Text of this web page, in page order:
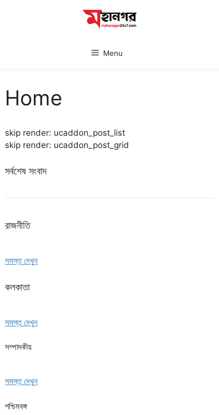
Menu
Home
skip render: ucaddon_post_list
skip render: ucaddon_post_grid
সর্বশেষ সংবাদ
রাজনীতি
সমস্ত দেখুন
কলকাতা
সমস্ত দেখুন
সম্পাদকীয়
সমস্ত দেখুন
পশ্চিমবঙ্গ